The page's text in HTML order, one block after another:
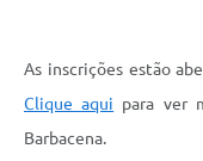
As inscrições estão
Clique aqui para ver
Barbacena.